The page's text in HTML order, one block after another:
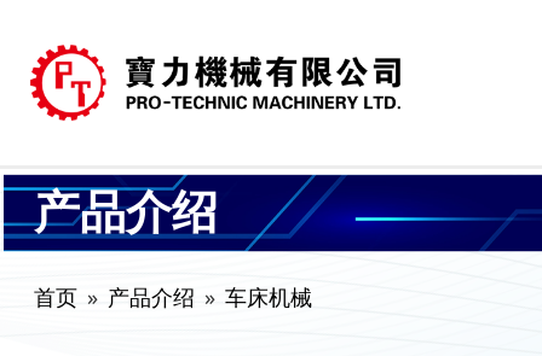
产品介绍
首页 产品介绍 车床机械